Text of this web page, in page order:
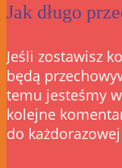
Jak długo
Jeśli zostawisz
będą
temu jesteśmy
kolejne
do